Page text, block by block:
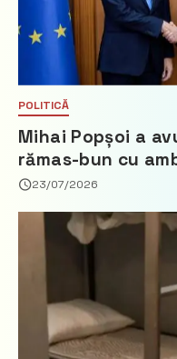
POLITICĂ
Mihai Popșoi a
rămas-bun cu
Țărilor de Jos,
23/07/2026